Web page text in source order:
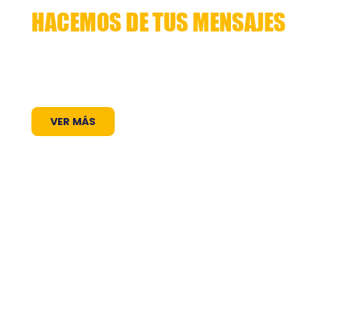
HACEMOS DE TUS MENSAJES
VER MÁS